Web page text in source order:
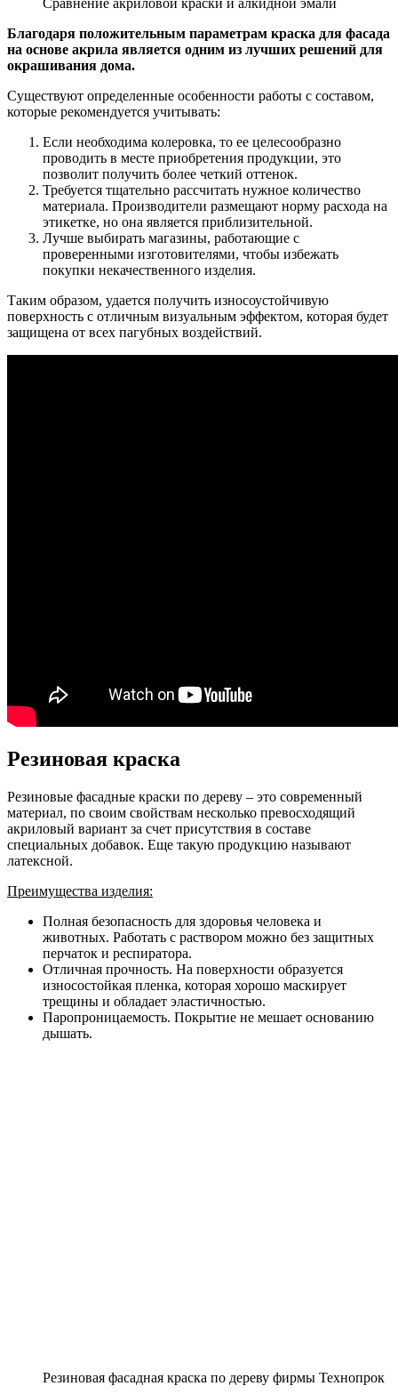
Благодаря положительным параметрам краска для фасада
на основе акрила является одним из лучших решений для
окрашивания дома.
Существуют определенные особенности работы с составом,
которые рекомендуется учитывать:
Если необходима колеровка, то ее целесообразно
проводить в месте приобретения продукции, это
позволит получить более четкий оттенок.
Требуется тщательно рассчитать нужное количество
материала. Производители размещают норму расхода на
этикетке, но она является приблизительной.
Лучше выбирать магазины, работающие с
проверенными изготовителями, чтобы избежать
покупки некачественного изделия.
Таким образом, удается получить износоустойчивую
поверхность с отличным визуальным эффектом, которая будет
защищена от всех пагубных воздействий.
Резиновая краска
Резиновые фасадные краски по дереву – это современный
материал, по своим свойствам несколько превосходящий
акриловый вариант за счет присутствия в составе
специальных добавок. Еще такую продукцию называют
латексной.
Преимущества изделия:
Полная безопасность для здоровья человека и
животных. Работать с раствором можно без защитных
перчаток и респиратора.
Отличная прочность. На поверхности образуется
износостойкая пленка, которая хорошо маскирует
трещины и обладает эластичностью.
Паропроницаемость. Покрытие не мешает основанию
дышать.
Резиновая фасадная краска по дереву фирмы Технопрок